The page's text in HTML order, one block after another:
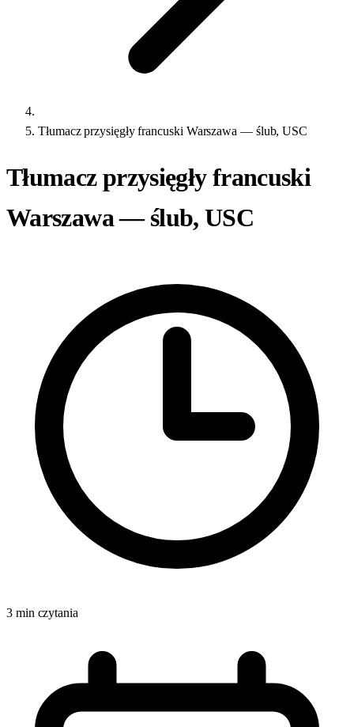
Tłumacz przysięgły francuski Warszawa — ślub, USC
Tłumacz przysięgły francuski
Warszawa — ślub, USC
3 min czytania